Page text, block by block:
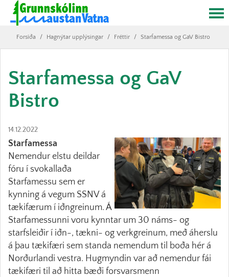
Forsíða / Hagnýtar upplýsingar / Fréttir / Starfamessa og GaV Bistro
Starfamessa og GaV
Bistro
14.12.2022
Starfamessa
Nemendur elstu deildar
fóru í svokallaða
Starfamessu sem er
kynning á vegum SSNV á
tækifærum í iðngreinum. Á
Starfamessunni voru kynntar um 30 náms- og
starfsleiðir í iðn-, tækni- og verkgreinum, með áherslu
á þau tækifæri sem standa nemendum til boða hér á
Norðurlandi vestra. Hugmyndin var að nemendur fái
tækifæri til að hitta bæði forsvarsmenn